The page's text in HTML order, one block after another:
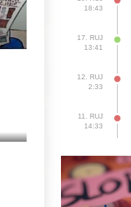
18:43
17. RUJ
13:41
12. RUJ
2:33
11. RUJ
14:33